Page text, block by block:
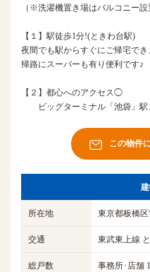
（※洗濯機置き場はバルコニー設
【１】駅徒歩1分!(ときわ台駅)
夜間でも駅からすぐにご帰宅でき
帰路にスーパーも有り便利です♪
【２】都心へのアクセス◯
ビッグターミナル「池袋」駅
この物件
所在地 東京都板橋
交通 東武東上線
総戸数 事務所･店舗